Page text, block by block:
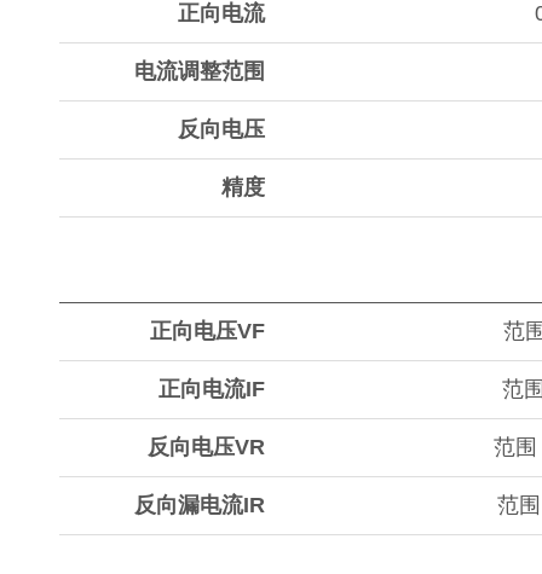
正向电流
电流调整范围
反向电压
精度
正向电压VF 范
正向电流IF 范
反向电压VR 范围
反向漏电流IR 范